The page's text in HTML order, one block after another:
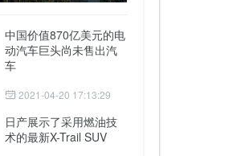
中国价值870亿美元的电
动汽车巨头尚未售出汽
车
2021-04-20 17:13:29
日产展示了采用燃油技
术的最新X-Trail SUV